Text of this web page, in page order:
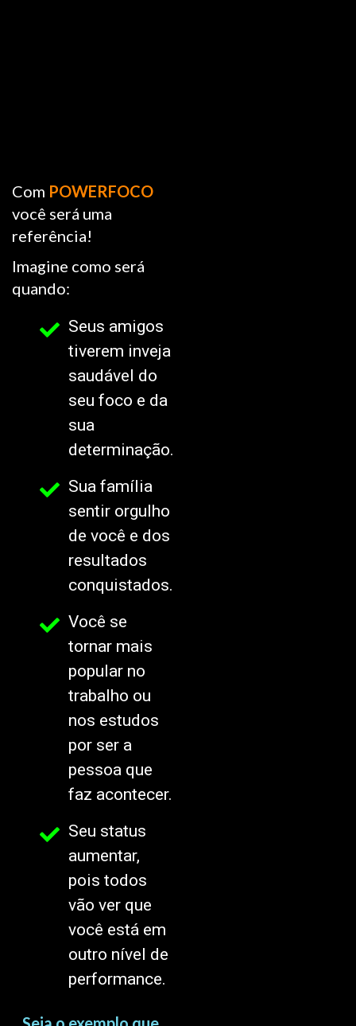
Com POWERFOCO
você será uma
referência!
Imagine como será
quando:
Seus amigos
tiverem inveja
saudável do
seu foco e da
sua
determinação.
Sua família
sentir orgulho
de você e dos
resultados
conquistados.
Você se
tornar mais
popular no
trabalho ou
nos estudos
por ser a
pessoa que
faz acontecer.
Seu status
aumentar,
pois todos
vão ver que
você está em
outro nível de
performance.